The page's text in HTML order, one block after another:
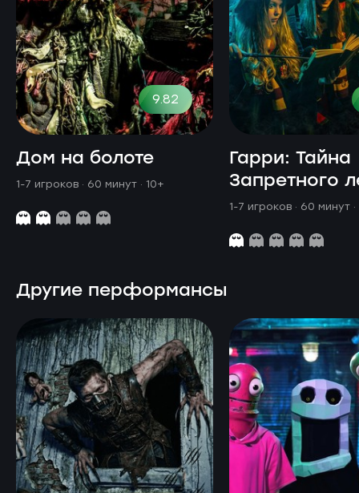
9.82
Дом на болоте
1-7 игроков · 60 минут · 10+
Гарри: Тайна
Запретного
1-7 игроков · 60 минут
Другие перформансы